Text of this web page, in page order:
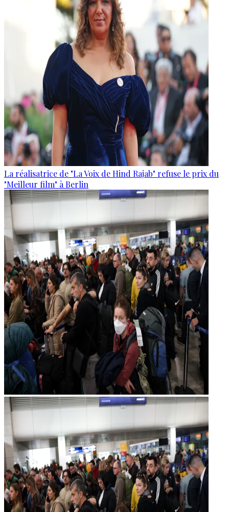
La réalisatrice de "La Voix de Hind Rajab" refuse le prix du
"Meilleur film" à Berlin